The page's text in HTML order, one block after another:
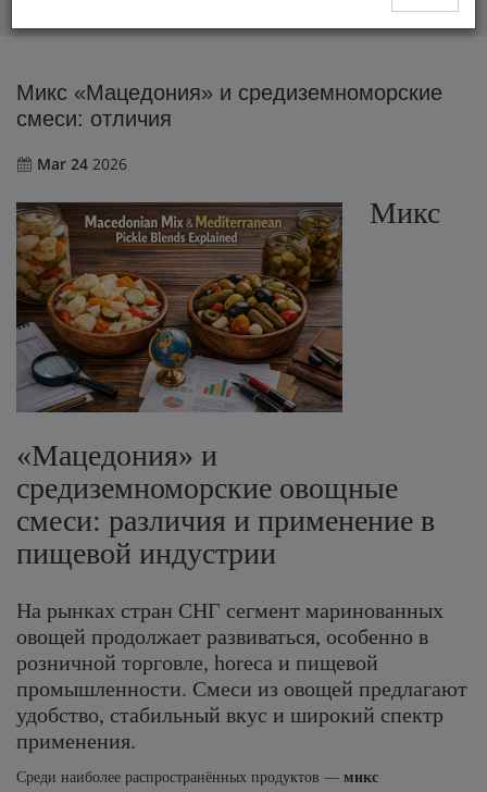
Микс «Мацедония» и средиземноморские
смеси: отличия
Mar 24 2026
Микс
«Мацедония» и
средиземноморские овощные
смеси: различия и применение в
пищевой индустрии
На рынках стран СНГ сегмент маринованных
овощей продолжает развиваться, особенно в
розничной торговле, horeca и пищевой
промышленности. Смеси из овощей предлагают
удобство, стабильный вкус и широкий спектр
применения.
Среди наиболее распространённых продуктов — микс